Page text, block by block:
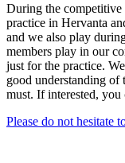
During the competitive
practice in Hervanta
and we also play
members play in our
just for the practice.
good understanding of
must. If interested, you
Please do not hesitate